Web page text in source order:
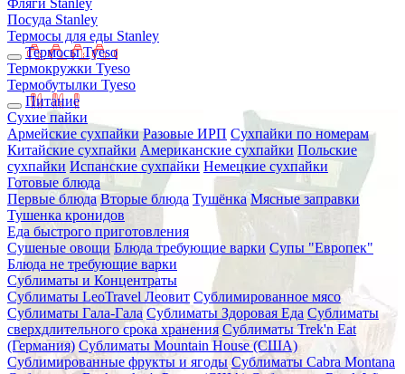
Фляги Stanley
Посуда Stanley
Термосы для еды Stanley
Термосы Tyeso
Термокружки Tyeso
Термобутылки Tyeso
Питание
Сухие пайки
Армейские сухпайки Разовые ИРП Сухпайки по номерам
Китайские сухпайки Американские сухпайки Польские
сухпайки Испанские сухпайки Немецкие сухпайки
Готовые блюда
Первые блюда Вторые блюда Тушёнка Мясные заправки
Тушенка кронидов
Еда быстрого приготовления
Сушеные овощи Блюда требующие варки Супы "Европек"
Блюда не требующие варки
Сублиматы и Концентраты
Сублиматы LeoTravel Леовит Сублимированное мясо
Сублиматы Гала-Гала Сублиматы Здоровая Еда Сублиматы
сверхдлительного срока хранения Сублиматы Trek'n Eat
(Германия) Сублиматы Mountain House (США)
Сублимированные фрукты и ягоды Сублиматы Cabra Montana